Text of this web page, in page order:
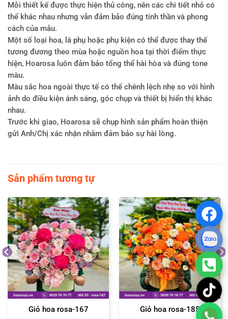
Mỗi thiết kế được thực hiện thủ công, nên các chi tiết nhỏ có
thể khác nhau nhưng vẫn đảm bảo đúng tinh thần và phong
cách của mẫu.
Một số loại hoa, lá phụ hoặc phụ kiện có thể được thay thế
tương đương theo mùa hoặc nguồn hoa tại thời điểm thực
hiện, Hoarosa luôn đảm bảo tổng thể hài hòa và đúng tone
màu.
Màu sắc hoa ngoài thực tế có thể chênh lệch nhẹ so với hình
ảnh do điều kiện ánh sáng, góc chụp và thiết bị hiển thị khác
nhau.
Trước khi giao, Hoarosa sẽ chụp hình sản phẩm hoàn thiện
gửi Anh/Chị xác nhận nhằm đảm bảo sự hài lòng.
Sản phẩm tương tự
Giỏ hoa rosa-167 Giỏ hoa rosa-185